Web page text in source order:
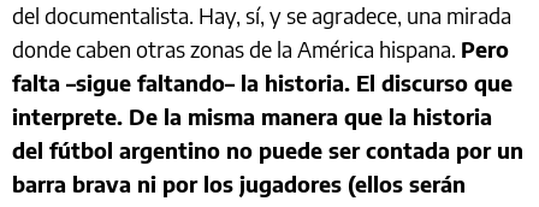
del documentalista. Hay, sí, y se agradece, una mirada
donde caben otras zonas de la América hispana. Pero
falta –sigue faltando– la historia. El discurso que
interprete. De la misma manera que la historia
del fútbol argentino no puede ser contada por un
barra brava ni por los jugadores (ellos serán